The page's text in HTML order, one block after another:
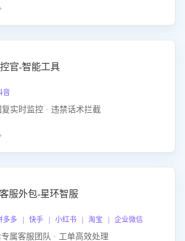
官-智能工具
音
实时监控 · 违禁话术拦截
服外包-星环智服
多 | 快手 | 小红书 | 淘宝 | 企业微信
属客服团队 · 工单高效处理